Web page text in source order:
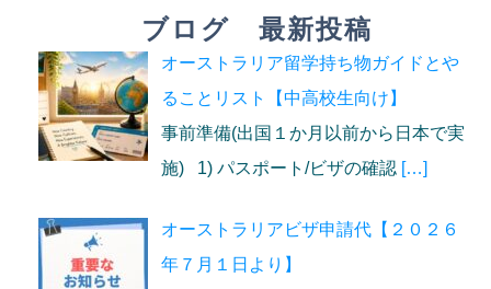
ブログ 最新投稿
オーストラリア留学持ち物ガイドとや
ることリスト【中高校生向け】
事前準備(出国１か月以前から日本で実
施) 1) パスポート/ビザの確認 […]
オーストラリアビザ申請代【２０２６
年７月１日より】